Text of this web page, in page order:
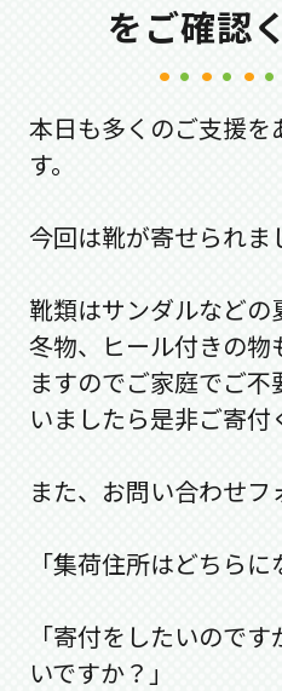
をご確認
本日も多くのご支援を
す。
今回は靴が寄せられま
靴類はサンダルなど
冬物、ヒール付きの物
ますのでご家庭でご
いましたら是非ご寄付
また、お問い合わせフ
「集荷住所はどちらに
「寄付をしたいので
いですか？」